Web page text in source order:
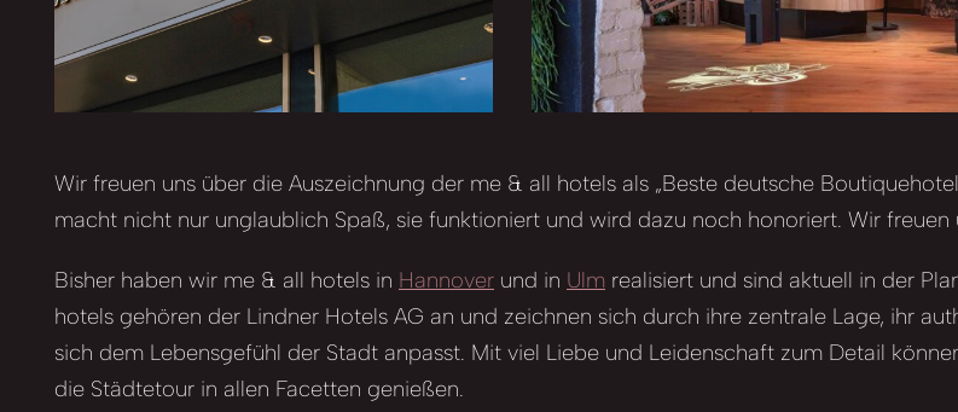
Wir freuen uns über die Auszeichnung der me & all hotels als „Beste deutsche
macht nicht nur unglaublich Spaß, sie funktioniert und wird dazu noch honoriert. Wir freuen
Bisher haben wir me & all hotels in Hannover und in Ulm realisiert und sind aktuell in der
hotels gehören der Lindner Hotels AG an und zeichnen sich durch ihre zentrale Lage, ihr
sich dem Lebensgefühl der Stadt anpasst. Mit viel Liebe und Leidenschaft zum Detail
die Städtetour in allen Facetten genießen.